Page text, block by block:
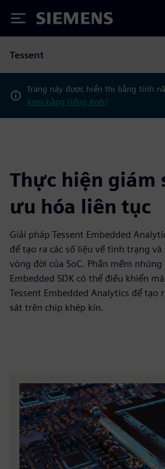
Siemens
Tessent
Trang này được hiển thị bằng tính
Xem bằng tiếng Anh?
Thực hiện giám
ưu hóa liên tục
Giải pháp Tessent Embedded
để tạo ra các số liệu về tình trạng
vòng đời của SoC. Phần mềm
Embedded SDK có thể điều khiển
Tessent Embedded Analytics để
sát trên chip khép kín.